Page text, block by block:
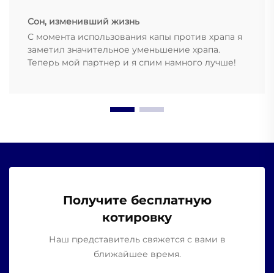
Сон, изменивший жизнь
С момента использования капы против храпа я
заметил значительное уменьшение храпа.
Теперь мой партнер и я спим намного лучше!
Получите бесплатную
котировку
Наш представитель свяжется с вами в
ближайшее время.